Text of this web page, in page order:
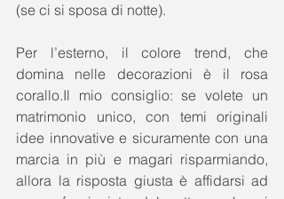
(se ci si sposa di notte).
Per l’esterno, il colore trend, che
domina nelle decorazioni è il rosa
corallo.Il mio consiglio: se volete un
matrimonio unico, con temi originali
idee innovative e sicuramente con una
marcia in più e magari risparmiando,
allora la risposta giusta è affidarsi ad